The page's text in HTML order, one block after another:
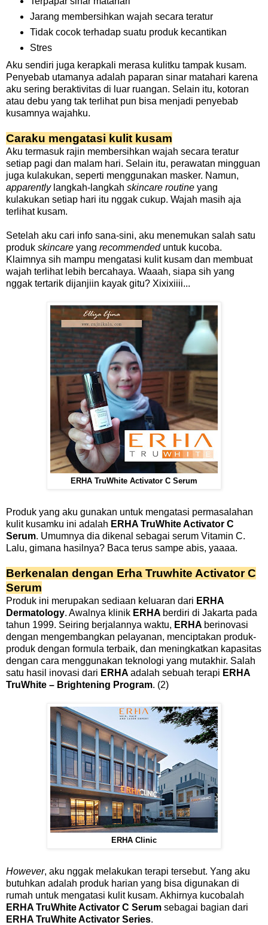
Jarang membersihkan wajah secara teratur
Tidak cocok terhadap suatu produk kecantikan
Stres
Aku sendiri juga kerapkali merasa kulitku tampak kusam.
Penyebab utamanya adalah paparan sinar matahari karena
aku sering beraktivitas di luar ruangan. Selain itu, kotoran
atau debu yang tak terlihat pun bisa menjadi penyebab
kusamnya wajahku.
Caraku mengatasi kulit kusam
Aku termasuk rajin membersihkan wajah secara teratur
setiap pagi dan malam hari. Selain itu, perawatan mingguan
juga kulakukan, seperti menggunakan masker. Namun,
apparently langkah-langkah skincare routine yang
kulakukan setiap hari itu nggak cukup. Wajah masih aja
terlihat kusam.
Setelah aku cari info sana-sini, aku menemukan salah satu
produk skincare yang recommended untuk kucoba.
Klaimnya sih mampu mengatasi kulit kusam dan membuat
wajah terlihat lebih bercahaya. Waaah, siapa sih yang
nggak tertarik dijanjiin kayak gitu? Xixixiiii...
ERHA TruWhite Activator C Serum
Produk yang aku gunakan untuk mengatasi permasalahan
kulit kusamku ini adalah ERHA TruWhite Activator C
Serum. Umumnya dia dikenal sebagai serum Vitamin C.
Lalu, gimana hasilnya? Baca terus sampe abis, yaaaa.
Berkenalan dengan Erha Truwhite Activator C
Serum
Produk ini merupakan sediaan keluaran dari ERHA
Dermatology. Awalnya klinik ERHA berdiri di Jakarta pada
tahun 1999. Seiring berjalannya waktu, ERHA berinovasi
dengan mengembangkan pelayanan, menciptakan produk-
produk dengan formula terbaik, dan meningkatkan kapasitas
dengan cara menggunakan teknologi yang mutakhir. Salah
satu hasil inovasi dari ERHA adalah sebuah terapi ERHA
TruWhite – Brightening Program. (2)
ERHA Clinic
However, aku nggak melakukan terapi tersebut. Yang aku
butuhkan adalah produk harian yang bisa digunakan di
rumah untuk mengatasi kulit kusam. Akhirnya kucobalah
ERHA TruWhite Activator C Serum sebagai bagian dari
ERHA TruWhite Activator Series.